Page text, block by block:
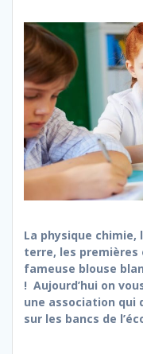
La physique chimie,
terre, les premières
fameuse blouse
! Aujourd’hui on
une association qui
sur les bancs de